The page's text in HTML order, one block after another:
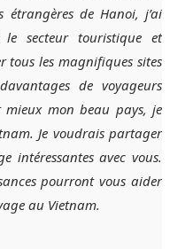
étrangères de Hanoi, j’ai
secteur touristique et
tous les magnifiques sites
de voyageurs
mieux mon beau pays, je
Je voudrais partager
intéressantes avec vous.
pourront vous aider
au Vietnam.